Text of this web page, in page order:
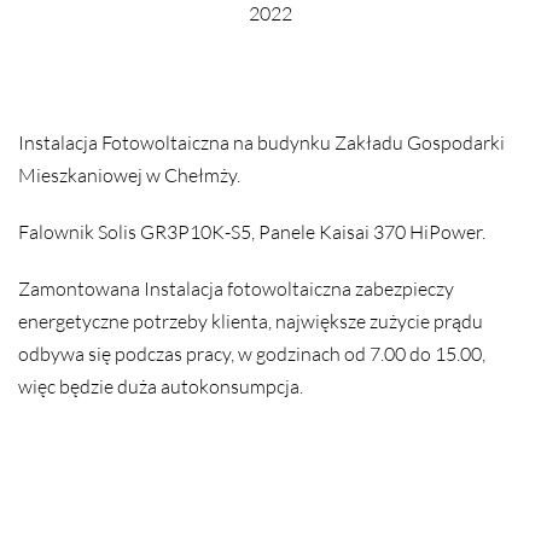
2022
Instalacja Fotowoltaiczna na budynku Zakładu Gospodarki
Mieszkaniowej w Chełmży.
Falownik Solis GR3P10K-S5, Panele Kaisai 370 HiPower.
Zamontowana Instalacja fotowoltaiczna zabezpieczy
energetyczne potrzeby klienta, największe zużycie prądu
odbywa się podczas pracy, w godzinach od 7.00 do 15.00,
więc będzie duża autokonsumpcja.